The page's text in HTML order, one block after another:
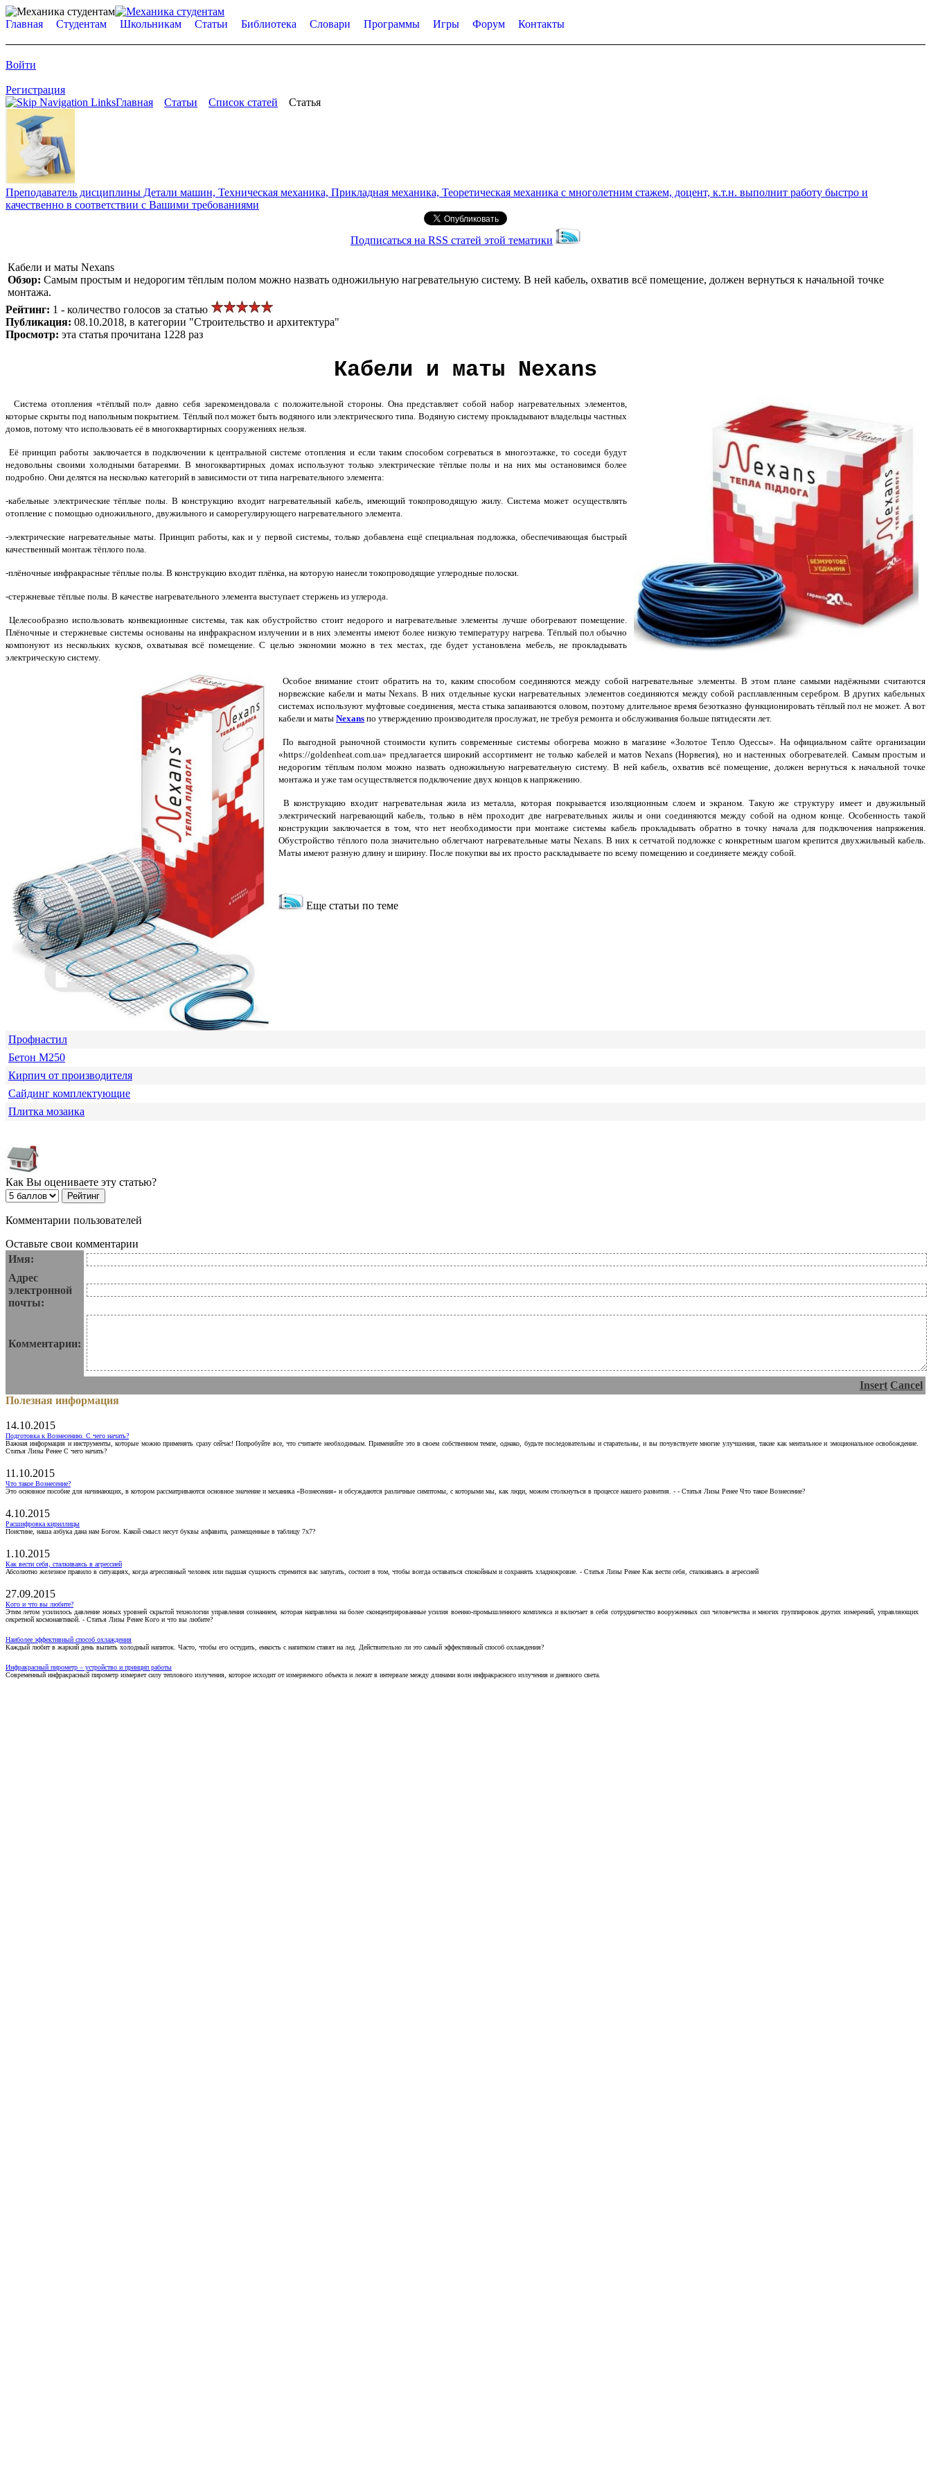
Главная Студентам Школьникам Статьи Библиотека Словари Программы Игры Форум Контакты
Войти
Регистрация
Главная
Статьи Список статей Статья
Преподаватель дисциплины Детали машин, Техническая механика, Прикладная механика, Теоретическая механика с многолетним стажем, доцент, к.т.н. выполнит работу быстро и
качественно в соответствии с Вашими требованиями
Подписаться на RSS статей этой тематики
Кабели и маты Nexans
Обзор: Самым простым и недорогим тёплым полом можно назвать одножильную нагревательную систему. В ней кабель, охватив всё помещение, должен вернуться к начальной точке
монтажа.
Рейтинг: 1 - количество голосов за статью
Публикация: 08.10.2018, в категории "Строительство и архитектура"
Просмотр: эта статья прочитана 1228 раз
Кабели и маты Nexans
Система отопления «тёплый пол» давно себя зарекомендовала с положительной стороны. Она представляет собой набор нагревательных элементов,
которые скрыты под напольным покрытием. Тёплый пол может быть водяного или электрического типа. Водяную систему прокладывают владельцы частных
домов, потому что использовать её в многоквартирных сооружениях нельзя.
Её принцип работы заключается в подключении к центральной системе отопления и если таким способом согреваться в многоэтажке, то соседи будут
недовольны своими холодными батареями. В многоквартирных домах используют только электрические тёплые полы и на них мы остановимся более
подробно. Они делятся на несколько категорий в зависимости от типа нагревательного элемента:
-кабельные электрические тёплые полы. В конструкцию входит нагревательный кабель, имеющий токопроводящую жилу. Система может осуществлять
отопление с помощью одножильного, двужильного и саморегулирующего нагревательного элемента.
-электрические нагревательные маты. Принцип работы, как и у первой системы, только добавлена ещё специальная подложка, обеспечивающая быстрый
качественный монтаж тёплого пола.
-плёночные инфракрасные тёплые полы. В конструкцию входит плёнка, на которую нанесли токопроводящие углеродные полоски.
-стержневые тёплые полы. В качестве нагревательного элемента выступает стержень из углерода.
Целесообразно использовать конвекционные системы, так как обустройство стоит недорого и нагревательные элементы лучше обогревают помещение.
Плёночные и стержневые системы основаны на инфракрасном излучении и в них элементы имеют более низкую температуру нагрева. Тёплый пол обычно
компонуют из нескольких кусков, охватывая всё помещение. С целью экономии можно в тех местах, где будет установлена мебель, не прокладывать
электрическую систему.
Особое внимание стоит обратить на то, каким способом соединяются между собой нагревательные элементы. В этом плане самыми надёжными считаются
норвежские кабели и маты Nexans. В них отдельные куски нагревательных элементов соединяются между собой расплавленным серебром. В других кабельных
системах используют муфтовые соединения, места стыка запаиваются оловом, поэтому длительное время безотказно функционировать тёплый пол не может. А вот
кабели и маты Nexans по утверждению производителя прослужат, не требуя ремонта и обслуживания больше пятидесяти лет.
По выгодной рыночной стоимости купить современные системы обогрева можно в магазине «Золотое Тепло Одессы». На официальном сайте организации
«https://goldenheat.com.ua» предлагается широкий ассортимент не только кабелей и матов Nexans (Норвегия), но и настенных обогревателей. Самым простым и
недорогим тёплым полом можно назвать одножильную нагревательную систему. В ней кабель, охватив всё помещение, должен вернуться к начальной точке
монтажа и уже там осуществляется подключение двух концов к напряжению.
В конструкцию входит нагревательная жила из металла, которая покрывается изоляционным слоем и экраном. Такую же структуру имеет и двужильный
электрический нагревающий кабель, только в нём проходит две нагревательных жилы и они соединяются между собой на одном конце. Особенность такой
конструкции заключается в том, что нет необходимости при монтаже системы кабель прокладывать обратно в точку начала для подключения напряжения.
Обустройство тёплого пола значительно облегчают нагревательные маты Nexans. В них к сетчатой подложке с конкретным шагом крепится двухжильный кабель.
Маты имеют разную длину и ширину. После покупки вы их просто раскладываете по всему помещению и соединяете между собой.
Еще статьи по теме
Профнастил
Бетон М250
Кирпич от производителя
Сайдинг комплектующие
Плитка мозаика
Как Вы оцениваете эту статью?
Комментарии пользователей
Оставьте свои комментарии
Имя:
Адрес
электронной
почты:
Комментарии:
Insert Cancel
Полезная информация
14.10.2015
Подготовка к Вознесению. С чего начать?
Важная информация и инструменты, которые можно применять сразу сейчас! Попробуйте все, что считаете необходимым. Применяйте это в своем собственном темпе, однако, будьте последовательны и старательны, и вы почувствуете многие улучшения, такие как ментальное и эмоциональное освобождение.
Статья Лизы Ренее С чего начать?
11.10.2015
Что такое Вознесение?
Это основное пособие для начинающих, в котором рассматриваются основное значение и механика «Вознесения» и обсуждаются различные симптомы, с которыми мы, как люди, можем столкнуться в процессе нашего развития. - - Статья Лизы Ренее Что такое Вознесение?
4.10.2015
Расшифровка кириллицы
Поистине, наша азбука дана нам Богом. Какой смысл несут буквы алфавита, размещенные в таблицу 7х7?
1.10.2015
Как вести себя, сталкиваясь в агрессией
Абсолютно железное правило в ситуациях, когда агрессивный человек или падшая сущность стремится вас запугать, состоит в том, чтобы всегда оставаться спокойным и сохранять хладнокровие. - Статья Лизы Ренее Как вести себя, сталкиваясь в агрессией
27.09.2015
Кого и что вы любите?
Этим летом усилилось давление новых уровней скрытой технологии управления сознанием, которая направлена на более сконцентрированные усилия военно-промышленного комплекса и включает в себя сотрудничество вооруженных сил человечества и многих группировок других измерений, управляющих
секретной космонавтикой. - Статья Лизы Ренее Кого и что вы любите?
Наиболее эффективный способ охлаждения
Каждый любит в жаркий день выпить холодный напиток. Часто, чтобы его остудить, емкость с напитком ставят на лед. Действительно ли это самый эффективный способ охлаждения?
Инфракрасный пирометр – устройство и принцип работы
Современный инфракрасный пирометр измеряет силу теплового излучения, которое исходит от измеряемого объекта и лежит в интервале между длинами волн инфракрасного излучения и дневного света.